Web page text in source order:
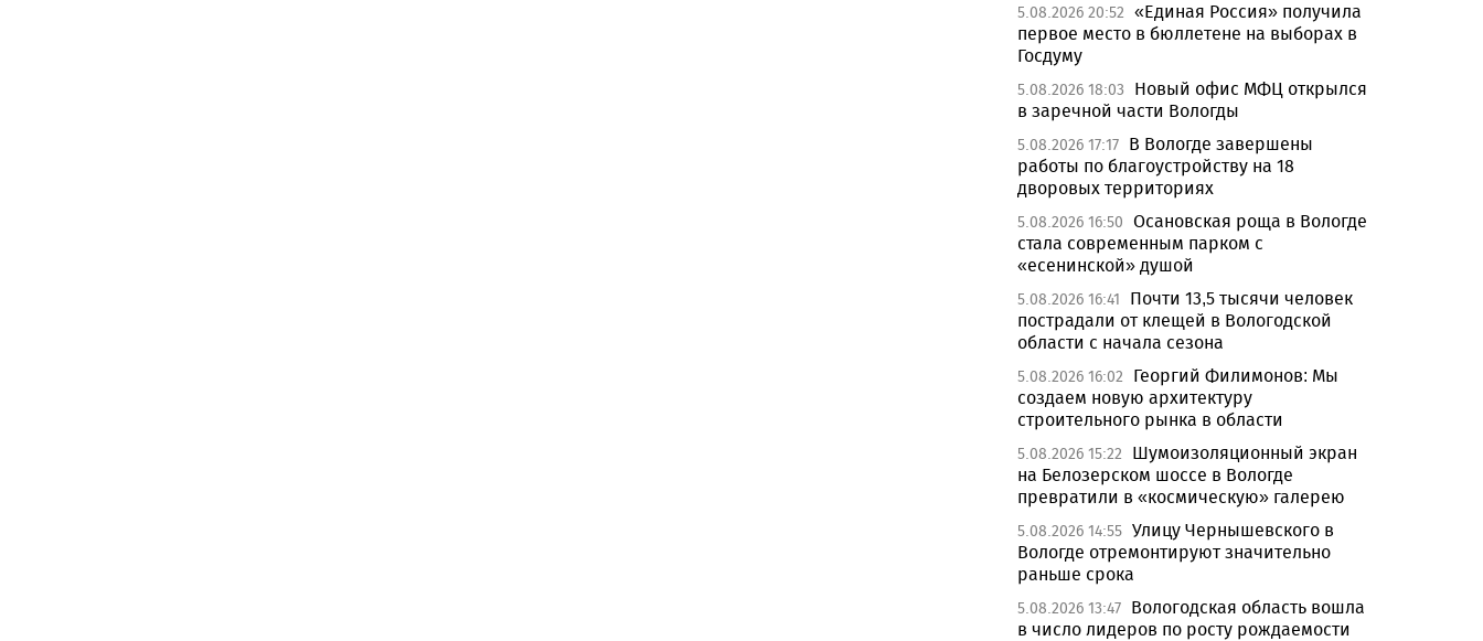
5.08.2026 20:52 «Единая Россия» получила
первое место в бюллетене на выборах в
Госдуму
5.08.2026 18:03
Новый офис МФЦ открылся
в заречной части Вологды
5.08.2026 17:17 В Вологде завершены
работы по благоустройству на 18
дворовых территориях
5.08.2026 16:50 Осановская роща в Вологде
стала современным парком с
«есенинской» душой
5.08.2026 16:41
Почти 13,5 тысячи человек
пострадали от клещей в Вологодской
области с начала сезона
5.08.2026 16:02
Георгий Филимонов: Мы
создаем новую архитектуру
строительного рынка в области
5.08.2026 15:22
Шумоизоляционный экран
на Белозерском шоссе в Вологде
превратили в «космическую» галерею
5.08.2026 14:55 Улицу Чернышевского в
Вологде отремонтируют значительно
раньше срока
5.08.2026 13:47 Вологодская область вошла
в число лидеров по росту рождаемости